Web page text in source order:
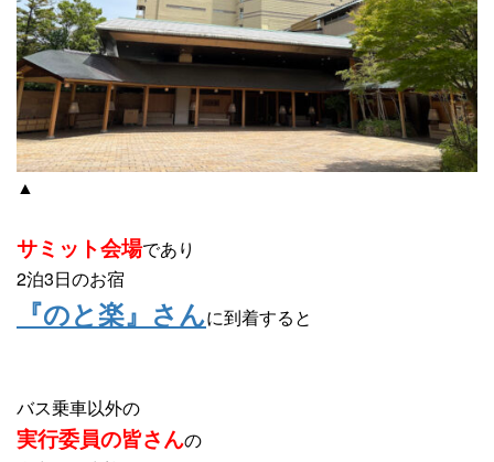
▲
サミット会場であり
2泊3日のお宿
『のと楽』さんに到着すると
バス乗車以外の
実行委員の皆さんの